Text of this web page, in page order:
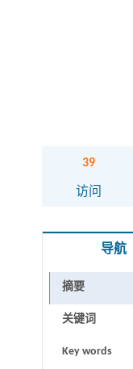
39
访问
导航
摘要
关键词
Key words